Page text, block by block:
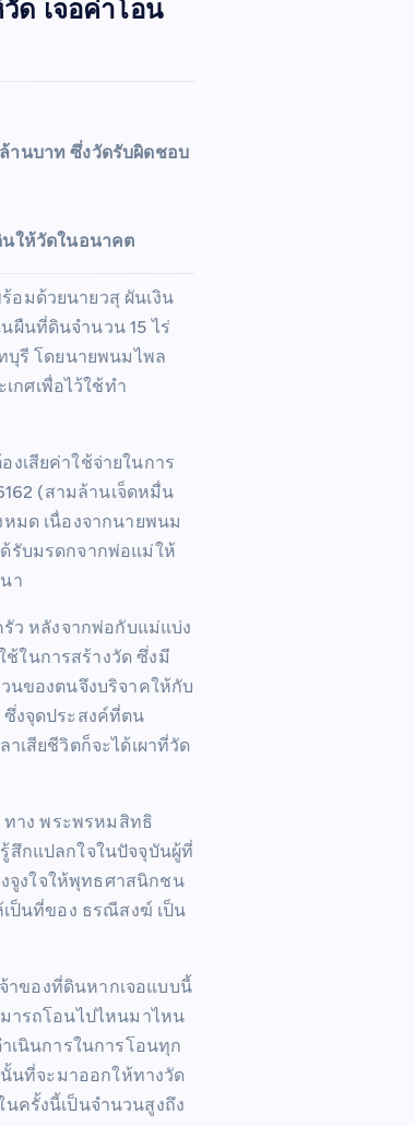
ด เจอค่าโอน
านบาท ซึ่งวัดรับผิดชอบ
ให้วัดในอนาคต
มด้วยนายวสุ ผันเงิน
ผืนที่ดินจำนวน 15 ไร่
บุรี โดยนายพนมไพล
กศเพื่อไว้ใช้ทำ
เสียค่าใช้จ่ายในการ
(สามล้านเจ็ดหมื่น
มด เนื่องจากนายพนม
รับมรดกจากพ่อแม่ให้
า
ว หลังจากพ่อกับแม่แบ่ง
ในการสร้างวัด ซึ่งมี
นของตนจึงบริจาคให้กับ
งจุดประสงค์ที่ตน
เสียชีวิตก็จะได้เผาที่วัด
ทาง พระพรหมสิทธิ
สึกแปลกใจในปัจจุบันผู้ที่
จูงใจให้พุทธศาสนิกชน
ป็นที่ของ ธรณีสงฆ์ เป็น
าของที่ดินหากเจอแบบนี้
ารถโอนไปไหนมาไหน
เนินการในการโอนทุก
นที่จะมาออกให้ทางวัด
ครั้งนี้เป็นจำนวนสูงถึง